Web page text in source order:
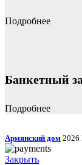
Подробнее
Банкетный
Подробнее
Армянский дом 2026
Закрыть